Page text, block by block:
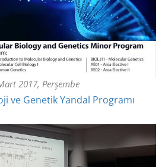
2017, Perşembe
ve Genetik Yandal Programı